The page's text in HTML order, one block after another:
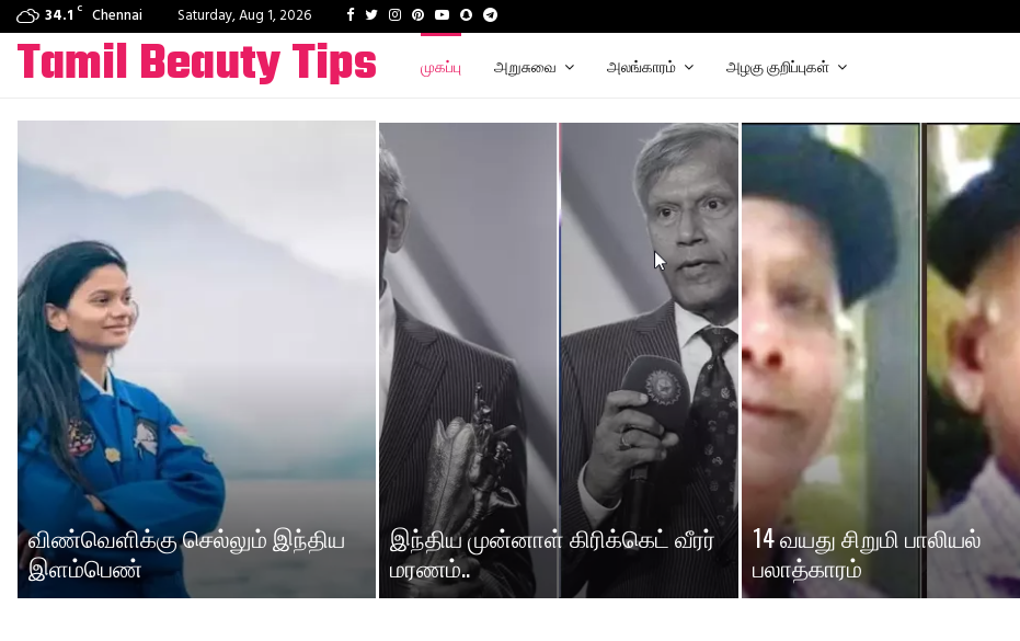
34.1 C Chennai Saturday, Aug 1, 2026 Facebook
TwitterInstagram
PinterestYoutube
SnapchatTelegram
Tamil Beauty Tips முகப்பு அறுசுவை அலங்காரம் அழகு குறிப்புகள்
விண்வெளிக்கு செல்லும் இந்திய
இளம்பெண்
இந்திய முன்னாள் கிரிக்கெட் வீரர்
மரணம்..
14 வயது சிறுமி பாலியல்
பலாத்காரம்